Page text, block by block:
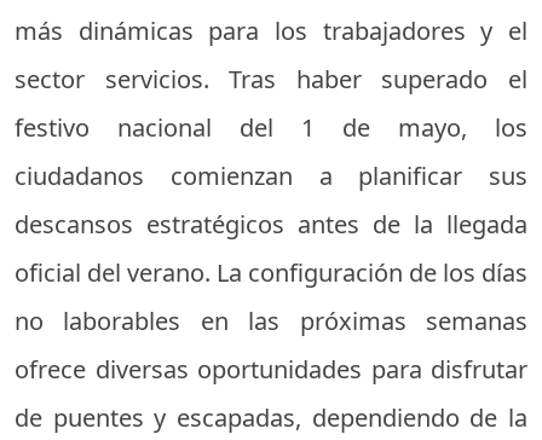
más dinámicas para los trabajadores y el
sector servicios. Tras haber superado el
festivo nacional del 1 de mayo, los
ciudadanos comienzan a planificar sus
descansos estratégicos antes de la llegada
oficial del verano. La configuración de los días
no laborables en las próximas semanas
ofrece diversas oportunidades para disfrutar
de puentes y escapadas, dependiendo de la